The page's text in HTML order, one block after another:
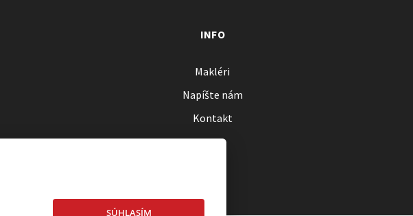
INFO
Makléri
Napíšte nám
Kontakt
SÚHLASÍM